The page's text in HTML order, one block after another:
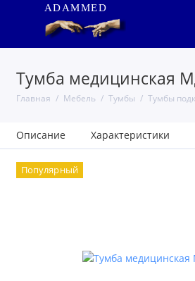
ADAMMED
Тумба медицинская
Главная Мебель Тумбы Тумбы
Описание Характеристики
Популярный